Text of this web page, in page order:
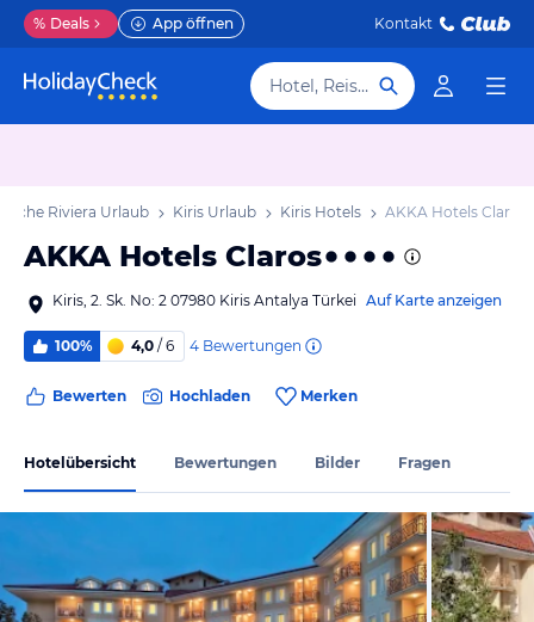
% Deals App öffnen Kontakt
Hotel, Reiseziel
Riviera Urlaub Kiris Urlaub Kiris Hotels AKKA Hotels Claros
AKKA Hotels Claros
Kiris, 2. Sk. No: 2 07980 Kiris Antalya Türkei Auf Karte anzeigen
100% 4,0 / 6 4 Bewertungen
Bewerten Hochladen Merken
Hotelübersicht Bewertungen Bilder Fragen